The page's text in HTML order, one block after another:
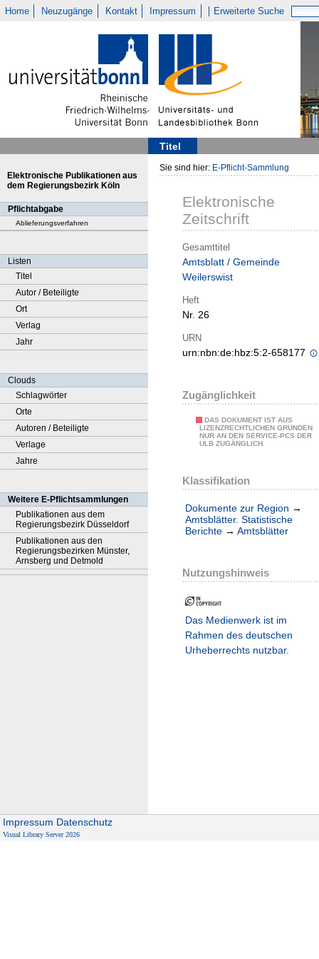
Home Neuzugänge Kontakt Impressum Erweiterte Suche
Titel
Elektronische Publikationen aus
dem Regierungsbezirk Köln
Pflichtabgabe
Ablieferungsverfahren
Listen
Titel
Autor / Beteiligte
Ort
Verlag
Jahr
Clouds
Schlagwörter
Orte
Autoren / Beteiligte
Verlage
Jahre
Weitere E-Pflichtsammlungen
Publikationen aus dem
Regierungsbezirk Düsseldorf
Publikationen aus den
Regierungsbezirken Münster,
Arnsberg und Detmold
Sie sind hier: E-Pflicht-Sammlung
Elektronische
Zeitschrift
Gesamttitel
Amtsblatt / Gemeinde
Weilerswist
Heft
Nr. 26
URN
urn:nbn:de:hbz:5:2-658177
Zugänglichkeit
DAS DOKUMENT IST AUS
LIZENZRECHTLICHEN GRÜNDEN
NUR AN DEN SERVICE-PCS DER
ULB ZUGÄNGLICH.
Klassifikation
Dokumente zur Region →
Amtsblätter. Statistische
Berichte → Amtsblätter
Nutzungshinweis
Das Medienwerk ist im
Rahmen des deutschen
Urheberrechts nutzbar.
Impressum Datenschutz
Visual Library Server 2026